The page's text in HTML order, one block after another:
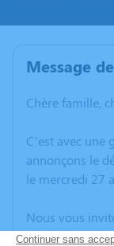
Message
Chère famille,
C’est avec
annonçons le
le mercredi 27
Nous vous
vos